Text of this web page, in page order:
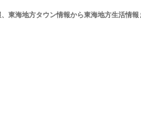
東海地方タウン情報から東海地方生活情報